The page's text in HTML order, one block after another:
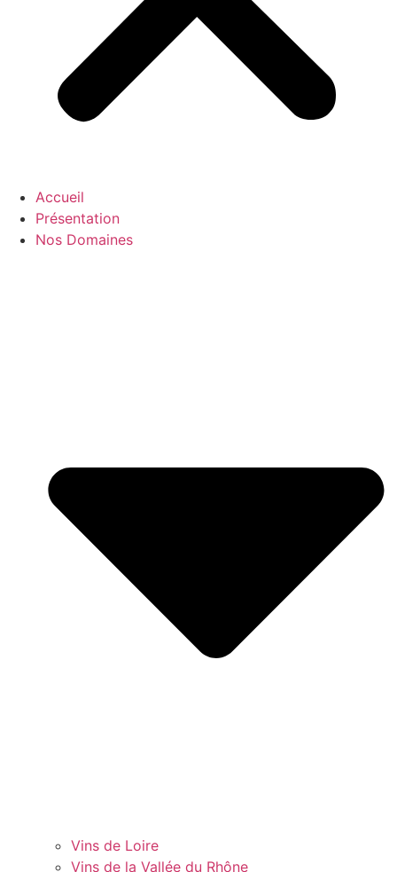
Accueil
Présentation
Nos Domaines
Vins de Loire
Vins de la Vallée du Rhône